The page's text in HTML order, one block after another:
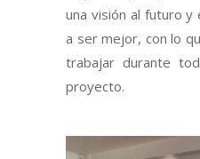
una visión al futuro
a ser mejor, con lo
trabajar durante
proyecto.